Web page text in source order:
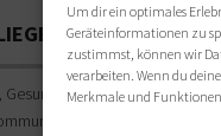
Um dir ein optimales
Geräteinformationen zu
zustimmst, können wir
verarbeiten. Wenn du
Merkmale und
Gesundheitswesen Industrie